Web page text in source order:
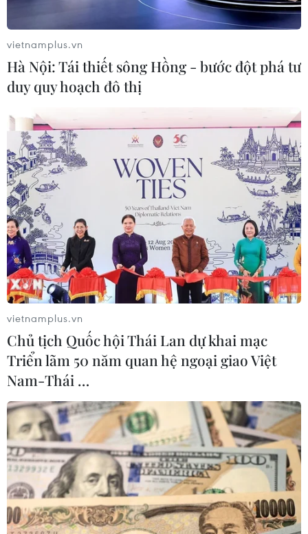
pháp cứng rắn hơn.
Pháp đặt an ninh quốc gia làm trọng tâm
chính sách đối ngoại
Tổng thống Pháp Emmanuel Macron đã quyết định đặt
an ninh quốc gia làm trọng tâm chính sách đối ngoại
mới của Pháp, vạch ra các kế hoạch để giảm can thiệp
trong các cuộc xung đột ở nước ngoài.
vietnamplus.vn
Hà Nội: Tái thiết sông Hồng - bước đột phá tư
duy quy hoạch đô thị
vietnamplus.vn
Chủ tịch Quốc hội Thái Lan dự khai mạc
Triển lãm 50 năm quan hệ ngoại giao Việt
Nam-Thái …